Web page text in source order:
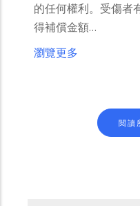
的任何權利。受傷者
得補償金額…
瀏覽更多
閱讀